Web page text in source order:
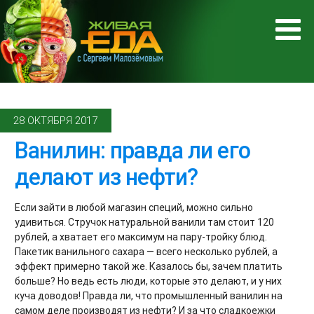
28 ОКТЯБРЯ 2017
Ванилин: правда ли его
делают из нефти?
Если зайти в любой магазин специй, можно сильно
удивиться. Стручок натуральной ванили там стоит 120
рублей, а хватает его максимум на пару-тройку блюд.
Пакетик ванильного сахара — всего несколько рублей, а
эффект примерно такой же. Казалось бы, зачем платить
больше? Но ведь есть люди, которые это делают, и у них
куча доводов! Правда ли, что промышленный ванилин на
самом деле производят из нефти? И за что сладкоежки